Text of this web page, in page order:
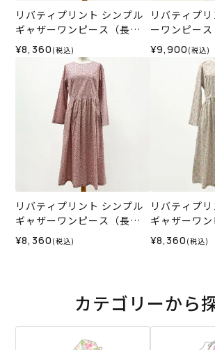
リバティプリント シンプル
ギャザーワンピース（長
袖）＜Mサイズ＞31K
¥8,360 (税込)
リバティプ
ーワンピー
イズ＞33C
¥9,900 (税込)
リバティプリント シンプル
ギャザーワンピース（長
袖）＜Mサイズ＞31L
¥8,360 (税込)
リバティプ
ギャザーワ
袖）＜Lサイ
¥8,360 (税込)
カテゴリーから